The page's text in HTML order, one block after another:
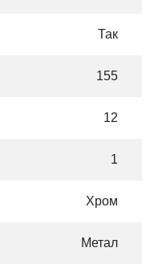
Так
155
12
1
Хром
Метал